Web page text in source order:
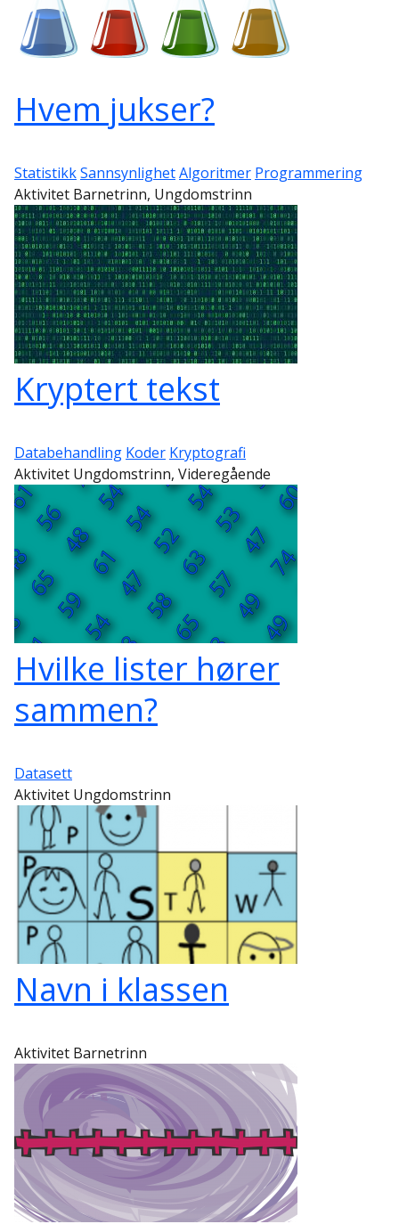
Hvem jukser?
StatistikkSannsynlighetAlgoritmer Programmering
Aktivitet Barnetrinn, Ungdomstrinn
Kryptert tekst
Databehandling Koder Kryptografi
Aktivitet Ungdomstrinn, Videregående
Hvilke lister hører
sammen?
Datasett
Aktivitet Ungdomstrinn
Navn i klassen
Aktivitet Barnetrinn